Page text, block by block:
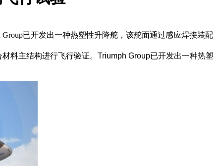
已开发出一种热塑性升降舵，该舵面通过感应焊接装配
料主结构进行飞行验证。Triumph Group已开发出一种热塑